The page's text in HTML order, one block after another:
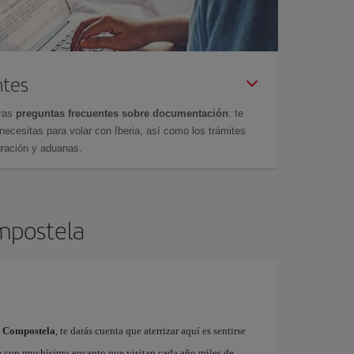
preguntas frecuentes sobre documentación: te
para volar con Iberia, así como los trámites
y aduanas.
, te darás cuenta que aterrizar aquí es sentirse